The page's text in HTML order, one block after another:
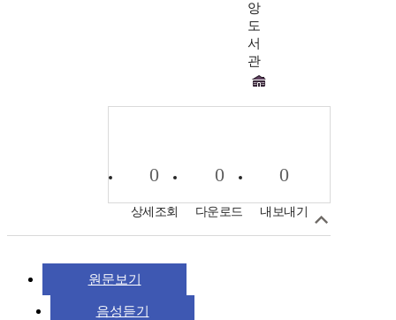
앙
도
서
관
0
상세조회
0
다운로드
0
내보내기
원문보기
음성듣기